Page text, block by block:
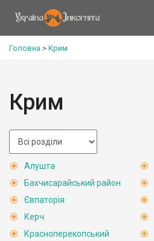
Головна > Крим
Крим
Алушта
Бахчисарайський район
Євпаторія
Керч
Красноперекопський